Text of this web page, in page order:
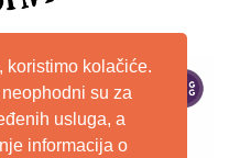
koristimo kolačiće.
su za
usluga, a
informacija o